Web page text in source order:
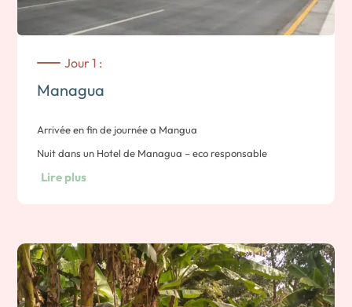
Jour 1 :
Managua
Arrivée en fin de journée a Mangua
Nuit dans un Hotel de Managua – eco responsable
Lire plus